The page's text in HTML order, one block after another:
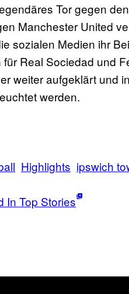
Tor gegen
Manchester United
sozialen Medien ihr
Real Sociedad und
weiter aufgeklärt und
werden.
Highlights ipswich
In Top Stories